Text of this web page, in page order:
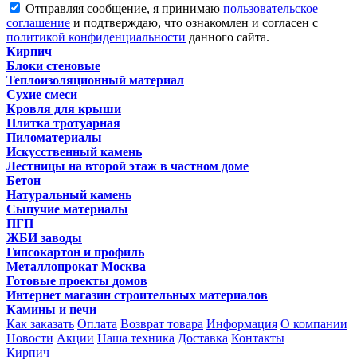
Отправляя сообщение, я принимаю пользовательское
соглашение и подтверждаю, что ознакомлен и согласен с
политикой конфиденциальности данного сайта.
Кирпич
Блоки стеновые
Теплоизоляционный материал
Сухие смеси
Кровля для крыши
Плитка тротуарная
Пиломатериалы
Искусственный камень
Лестницы на второй этаж в частном доме
Бетон
Натуральный камень
Сыпучие материалы
ПГП
ЖБИ заводы
Гипсокартон и профиль
Металлопрокат Москва
Готовые проекты домов
Интернет магазин строительных материалов
Камины и печи
Как заказать Оплата Возврат товара Информация О компании
Новости Акции Наша техника Доставка Контакты
Кирпич